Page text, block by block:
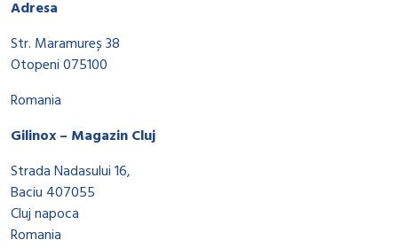
Adresa
Str. Maramureș 38
Otopeni 075100
Romania
Gilinox – Magazin Cluj
Strada Nadasului 16,
Baciu 407055
Cluj napoca
Romania